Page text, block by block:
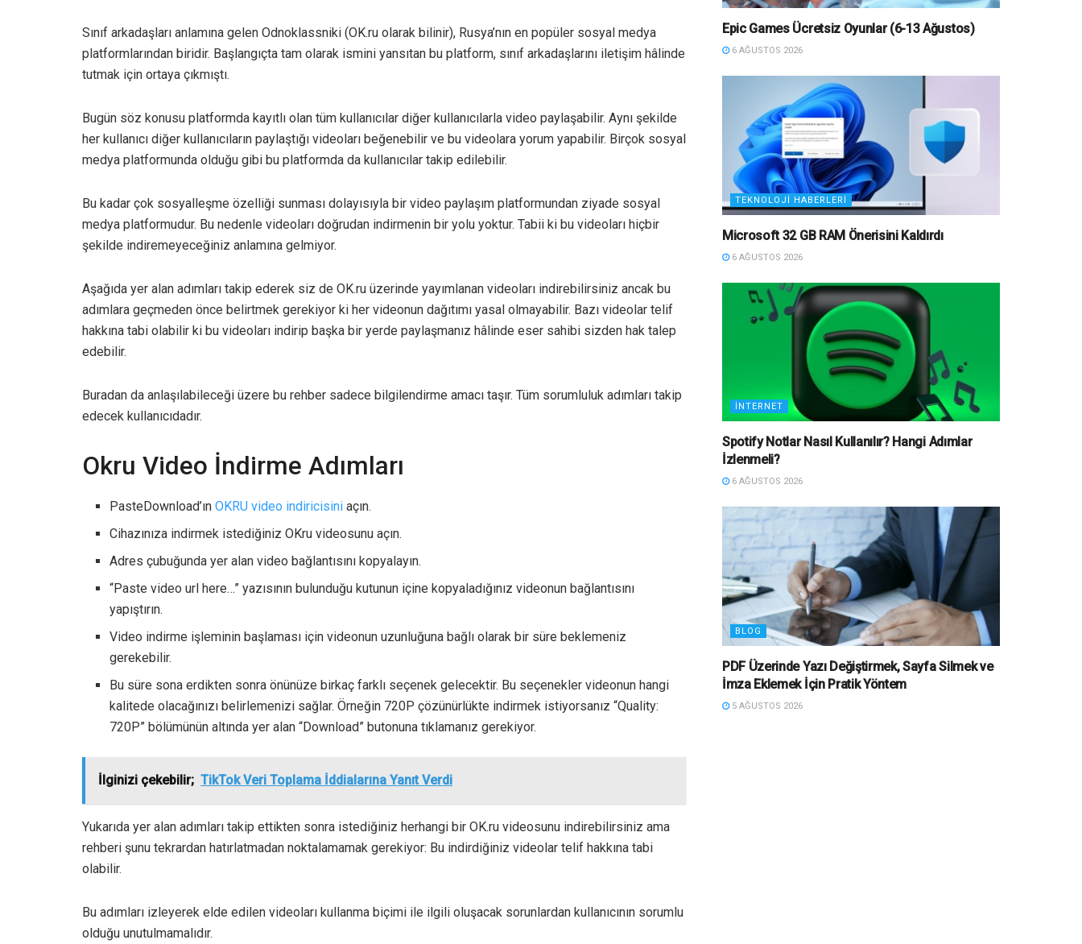
Sınıf arkadaşları anlamına gelen Odnoklassniki (OK.ru olarak bilinir), Rusya’nın en popüler sosyal medya
platformlarından biridir. Başlangıçta tam olarak ismini yansıtan bu platform, sınıf arkadaşlarını iletişim hâlinde
tutmak için ortaya çıkmıştı.
Bugün söz konusu platformda kayıtlı olan tüm kullanıcılar diğer kullanıcılarla video paylaşabilir. Aynı şekilde
her kullanıcı diğer kullanıcıların paylaştığı videoları beğenebilir ve bu videolara yorum yapabilir. Birçok sosyal
medya platformunda olduğu gibi bu platformda da kullanıcılar takip edilebilir.
Bu kadar çok sosyalleşme özelliği sunması dolayısıyla bir video paylaşım platformundan ziyade sosyal
medya platformudur. Bu nedenle videoları doğrudan indirmenin bir yolu yoktur. Tabii ki bu videoları hiçbir
şekilde indiremeyeceğiniz anlamına gelmiyor.
Aşağıda yer alan adımları takip ederek siz de OK.ru üzerinde yayımlanan videoları indirebilirsiniz ancak bu
adımlara geçmeden önce belirtmek gerekiyor ki her videonun dağıtımı yasal olmayabilir. Bazı videolar telif
hakkına tabi olabilir ki bu videoları indirip başka bir yerde paylaşmanız hâlinde eser sahibi sizden hak talep
edebilir.
Buradan da anlaşılabileceği üzere bu rehber sadece bilgilendirme amacı taşır. Tüm sorumluluk adımları takip
edecek kullanıcıdadır.
Okru Video İndirme Adımları
PasteDownload’ınOKRU video indiricisini açın.
Cihazınıza indirmek istediğiniz OKru videosunu açın.
Adres çubuğunda yer alan video bağlantısını kopyalayın.
“Paste video url here…” yazısının bulunduğu kutunun içine kopyaladığınız videonun bağlantısını
yapıştırın.
Video indirme işleminin başlaması için videonun uzunluğuna bağlı olarak bir süre beklemeniz
gerekebilir.
Bu süre sona erdikten sonra önünüze birkaç farklı seçenek gelecektir. Bu seçenekler videonun hangi
kalitede olacağınızı belirlemenizi sağlar. Örneğin 720P çözünürlükte indirmek istiyorsanız “Quality:
720P” bölümünün altında yer alan “Download” butonuna tıklamanız gerekiyor.
İlginizi çekebilir; TikTok Veri Toplama İddialarına Yanıt Verdi
Yukarıda yer alan adımları takip ettikten sonra istediğiniz herhangi bir OK.ru videosunu indirebilirsiniz ama
rehberi şunu tekrardan hatırlatmadan noktalamamak gerekiyor: Bu indirdiğiniz videolar telif hakkına tabi
olabilir.
Bu adımları izleyerek elde edilen videoları kullanma biçimi ile ilgili oluşacak sorunlardan kullanıcının sorumlu
olduğu unutulmamalıdır.
Epic Games Ücretsiz Oyunlar (6-13 Ağustos)
6 AĞUSTOS 2026
TEKNOLOJI HABERLERI
Microsoft 32 GB RAM Önerisini Kaldırdı
6 AĞUSTOS 2026
İNTERNET
Spotify Notlar Nasıl Kullanılır? Hangi Adımlar
İzlenmeli?
6 AĞUSTOS 2026
BLOG
PDF Üzerinde Yazı Değiştirmek, Sayfa Silmek ve
İmza Eklemek İçin Pratik Yöntem
5 AĞUSTOS 2026